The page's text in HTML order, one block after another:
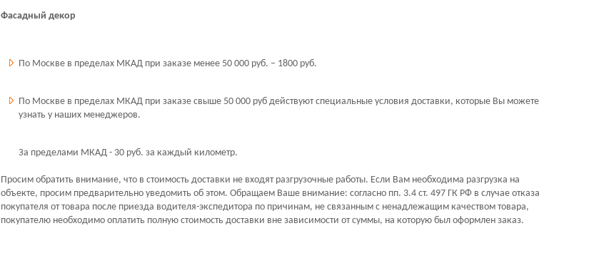
Фасадный декор
По Москве в пределах МКАД при заказе менее 50 000 руб. – 1800 руб.
По Москве в пределах МКАД при заказе свыше 50 000 руб действуют специальные условия доставки, которые Вы можете
узнать у наших менеджеров.
За пределами МКАД - 30 руб. за каждый километр.
Просим обратить внимание, что в стоимость доставки не входят разгрузочные работы. Если Вам необходима разгрузка на
объекте, просим предварительно уведомить об этом. Обращаем Ваше внимание: согласно пп. 3.4 ст. 497 ГК РФ в случае отказа
покупателя от товара после приезда водителя-экспедитора по причинам, не связанным с ненадлежащим качеством товара,
покупателю необходимо оплатить полную стоимость доставки вне зависимости от суммы, на которую был оформлен заказ.